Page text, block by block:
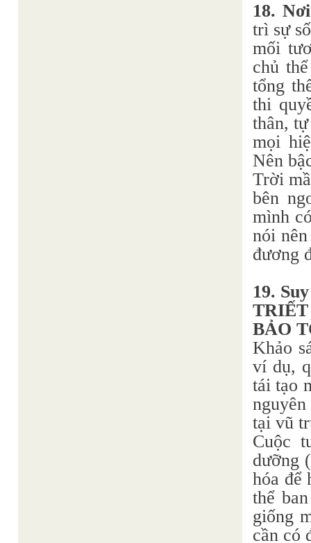
18.
trì sự
mối
chủ
tổng
thi
thân,
mọi
Nên
Trời
bên
mình
nói
đương
19.
BẢO
Khảo
ví dụ,
tái tạo
tại vũ
Cuộc
dưỡng
hóa để
thể
giống
cần có